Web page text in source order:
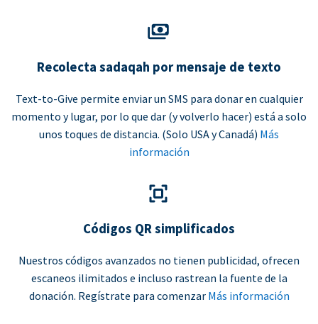
Recolecta sadaqah por mensaje de texto
Text-to-Give permite enviar un SMS para donar en cualquier
momento y lugar, por lo que dar (y volverlo hacer) está a solo
unos toques de distancia. (Solo USA y Canadá) Más
información
Códigos QR simplificados
Nuestros códigos avanzados no tienen publicidad, ofrecen
escaneos ilimitados e incluso rastrean la fuente de la
donación. Regístrate para comenzar Más información